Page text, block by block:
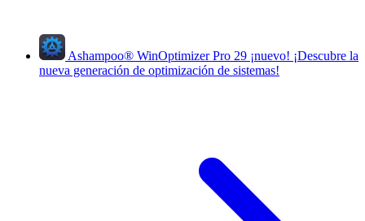
Ashampoo® WinOptimizer Pro 29 ¡nuevo! ¡Descubre la
nueva generación de optimización de sistemas!